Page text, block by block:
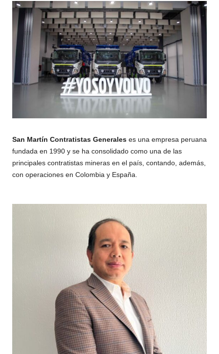
San Martín Contratistas Generales es una empresa peruana
fundada en 1990 y se ha consolidado como una de las
principales contratistas mineras en el país, contando, además,
con operaciones en Colombia y España.